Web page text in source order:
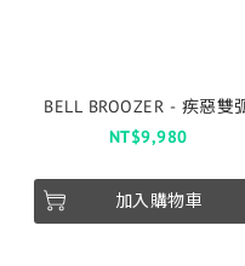
BELL BROOZER - 疾惡雙
NT$9,980
加入購物車